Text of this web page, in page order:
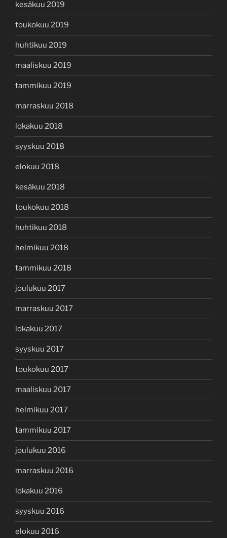
kesäkuu 2019
toukokuu 2019
huhtikuu 2019
maaliskuu 2019
tammikuu 2019
marraskuu 2018
lokakuu 2018
syyskuu 2018
elokuu 2018
kesäkuu 2018
toukokuu 2018
huhtikuu 2018
helmikuu 2018
tammikuu 2018
joulukuu 2017
marraskuu 2017
lokakuu 2017
syyskuu 2017
toukokuu 2017
maaliskuu 2017
helmikuu 2017
tammikuu 2017
joulukuu 2016
marraskuu 2016
lokakuu 2016
syyskuu 2016
elokuu 2016